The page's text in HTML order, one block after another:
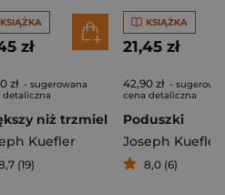
KSIĄŻKA
zł
zł - sugerowana
detaliczna
niż trzmiel
Kuefler
(19)
KSIĄŻKA
21,45 zł
42,90 zł -
cena detaliczna
Poduszki
Joseph Kuefler
8,0 (6)